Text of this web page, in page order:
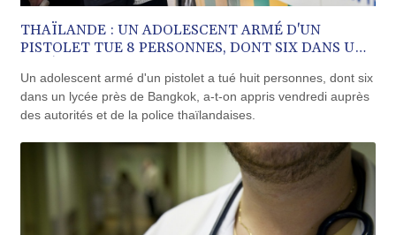
CLF 0.026841
CLP 1056.411264
CNY 7.789916
COP 3623.690519
CRC 524.22617
CUP 30.593501
CVE 110.187856
CZK 24.259377
DJF 205.172641
DKK 7.476145
THAÏLANDE : UN ADOLESCENT ARMÉ D'UN
PISTOLET TUE 8 PERSONNES, DONT SIX DANS UN
Un adolescent armé d'un pistolet a tué huit personnes, dont six
dans un lycée près de Bangkok, a-t-on appris vendredi auprès
des autorités et de la police thaïlandaises.